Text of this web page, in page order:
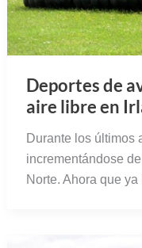
Deportes de
aire libre en
Durante los últimos
incrementándose
Norte. Ahora que ya